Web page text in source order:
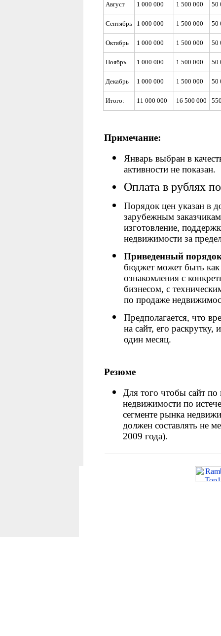
Август 1 000 000 1 500 000 50
Сентябрь 1 000 000 1 500 000 50
Октябрь 1 000 000 1 500 000 50
Ноябрь 1 000 000 1 500 000 50
Декабрь 1 000 000 1 500 000 50
Итого: 11 000 000 16 500 000
Примечание:
Январь выбран в
активности не показан.
Оплата в рублях
Порядок цен указан в
зарубежным
изготовление,
недвижимости за
Приведенный
бюджет может быть как
ознакомления с
бизнесом, с
по продаже
Предполагается, что
на сайт, его
один месяц.
Резюме
Для того чтобы сайт
недвижимости по
сегменте рынка
должен составлять не
2009 года).